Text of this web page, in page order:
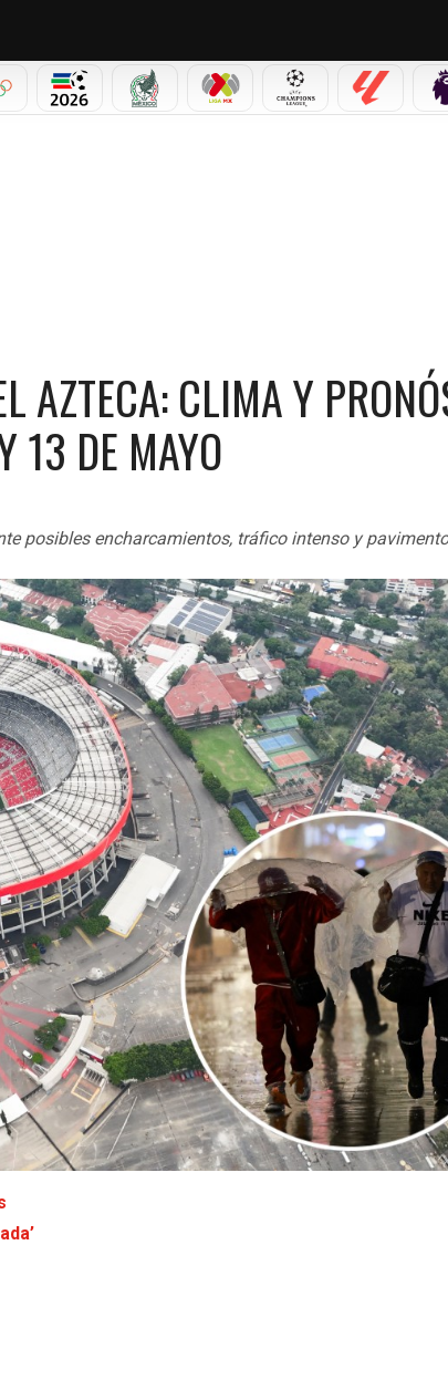
MUNDIAL 2026SELECCIÓN MEXICANA
LIGA MX CHAMPIONSLALIGA
AZTECA: CLIMA Y
13 DE MAYO
posibles encharcamientos, tráfico intenso y